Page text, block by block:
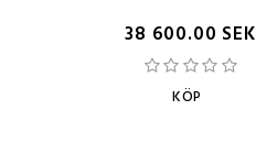
38 600.00 SEK
KÖP